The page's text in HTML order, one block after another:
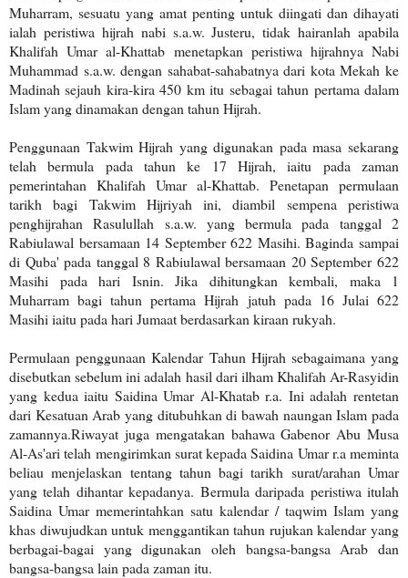
Muharram, sesuatu yang amat penting untuk diingati dan dihayati
ialah peristiwa hijrah nabi s.a.w. Justeru, tidak hairanlah apabila
Khalifah Umar al-Khattab menetapkan peristiwa hijrahnya Nabi
Muhammad s.a.w. dengan sahabat-sahabatnya dari kota Mekah ke
Madinah sejauh kira-kira 450 km itu sebagai tahun pertama dalam
Islam yang dinamakan dengan tahun Hijrah.
Penggunaan Takwim Hijrah yang digunakan pada masa sekarang
telah bermula pada tahun ke 17 Hijrah, iaitu pada zaman
pemerintahan Khalifah Umar al-Khattab. Penetapan permulaan
tarikh bagi Takwim Hijriyah ini, diambil sempena peristiwa
penghijrahan Rasulullah s.a.w. yang bermula pada tanggal 2
Rabiulawal bersamaan 14 September 622 Masihi. Baginda sampai
di Quba' pada tanggal 8 Rabiulawal bersamaan 20 September 622
Masihi pada hari Isnin. Jika dihitungkan kembali, maka 1
Muharram bagi tahun pertama Hijrah jatuh pada 16 Julai 622
Masihi iaitu pada hari Jumaat berdasarkan kiraan rukyah.
Permulaan penggunaan Kalendar Tahun Hijrah sebagaimana yang
disebutkan sebelum ini adalah hasil dari ilham Khalifah Ar-Rasyidin
yang kedua iaitu Saidina Umar Al-Khatab r.a. Ini adalah rentetan
dari Kesatuan Arab yang ditubuhkan di bawah naungan Islam pada
zamannya.Riwayat juga mengatakan bahawa Gabenor Abu Musa
Al-As'ari telah mengirimkan surat kepada Saidina Umar r.a meminta
beliau menjelaskan tentang tahun bagi tarikh surat/arahan Umar
yang telah dihantar kepadanya. Bermula daripada peristiwa itulah
Saidina Umar memerintahkan satu kalendar / taqwim Islam yang
khas diwujudkan untuk menggantikan tahun rujukan kalendar yang
berbagai-bagai yang digunakan oleh bangsa-bangsa Arab dan
bangsa-bangsa lain pada zaman itu.